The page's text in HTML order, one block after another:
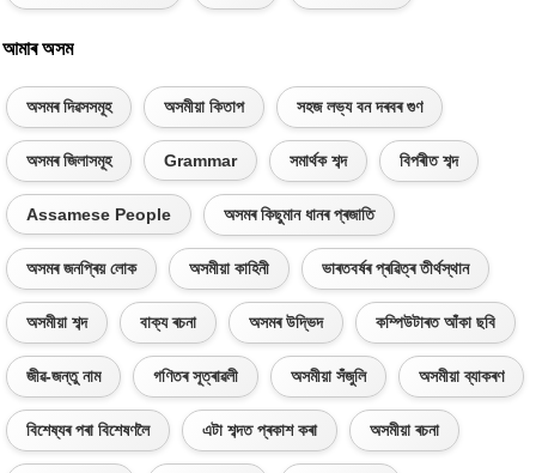
আমাৰ অসম
অসমৰ দিৱসসমূহ অসমীয়া কিতাপ সহজ লভ্য বন দৰবৰ গুণ
অসমৰ জিলাসমূহ Grammar সমাৰ্থক শব্দ বিপৰীত শব্দ
Assamese People অসমৰ কিছুমান ধানৰ প্ৰজাতি
অসমৰ জনপ্ৰিয় লোক অসমীয়া কাহিনী ভাৰতবৰ্ষৰ প্ৰৱিত্ৰ তীৰ্থস্থান
অসমীয়া শব্দ বাক্য ৰচনা অসমৰ উদ্ভিদ কম্পিউটাৰত আঁকা ছবি
জীৱ-জন্তু নাম গণিতৰ সূত্ৰাৱলী অসমীয়া সঁজুলি অসমীয়া ব্যাকৰণ
বিশেষ্যৰ পৰা বিশেষণলৈ এটা শব্দত প্ৰকাশ কৰা অসমীয়া ৰচনা